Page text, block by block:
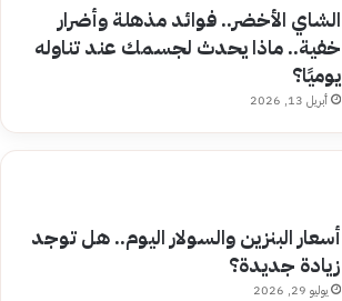
الشاي الأخضر.. فوائد مذهلة وأضرار
خفية.. ماذا يحدث لجسمك عند تناوله
يوميًا؟
أبريل 13, 2026
أسعار البنزين والسولار اليوم.. هل توجد
زيادة جديدة؟
يوليو 29, 2026